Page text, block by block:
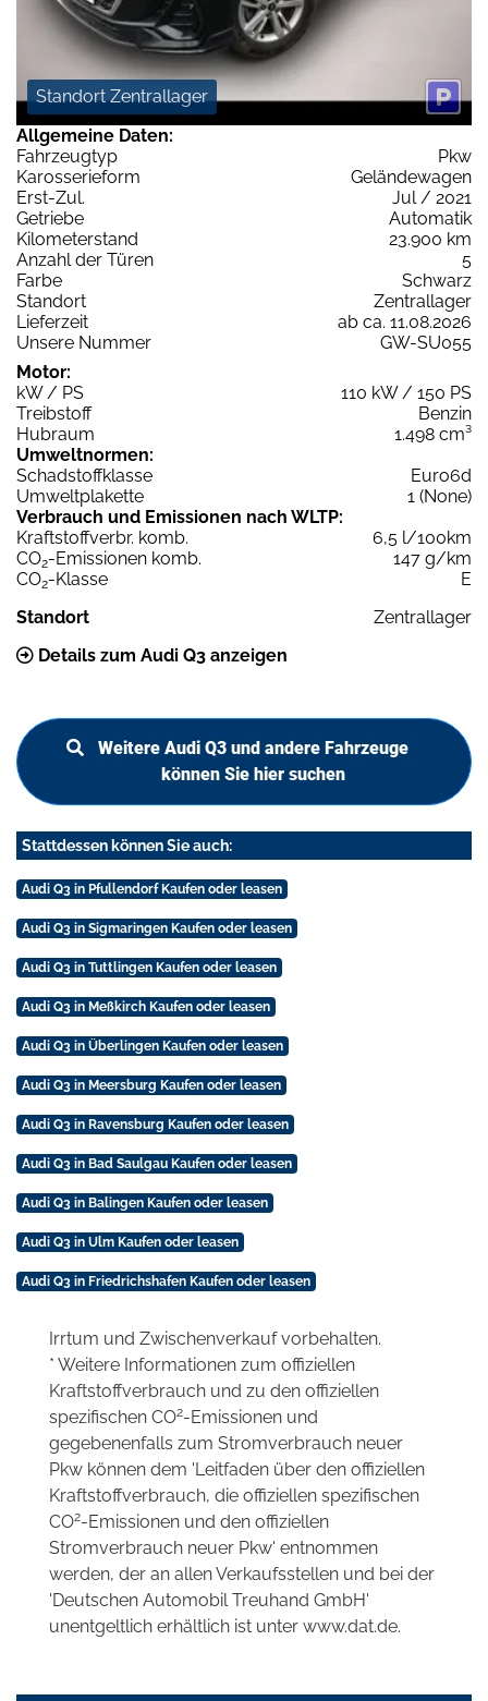
Standort Zentrallager
Allgemeine Daten:
Fahrzeugtyp
Pkw
Karosserieform
Geländewagen
Erst-Zul.
Jul / 2021
Getriebe
Automatik
Kilometerstand
23.900 km
Anzahl der Türen
5
Farbe
Schwarz
Standort
Zentrallager
Lieferzeit
ab ca. 11.08.2026
Unsere Nummer
GW-SU055
Motor:
kW / PS
110 kW / 150 PS
Treibstoff
Benzin
Hubraum
1.498 cm³
Umweltnormen:
Schadstoffklasse
Euro6d
Umweltplakette
1 (None)
Verbrauch und Emissionen nach WLTP:
Kraftstoffverbr. komb.
6,5 l/100km
CO2-Emissionen komb.
147 g/km
CO2-Klasse
E
Standort
Zentrallager
Details zum Audi Q3 anzeigen
Weitere Audi Q3 und andere Fahrzeuge
können Sie hier suchen
Stattdessen können Sie auch:
Audi Q3 in Pfullendorf Kaufen oder leasen
Audi Q3 in Sigmaringen Kaufen oder leasen
Audi Q3 in Tuttlingen Kaufen oder leasen
Audi Q3 in Meßkirch Kaufen oder leasen
Audi Q3 in Überlingen Kaufen oder leasen
Audi Q3 in Meersburg Kaufen oder leasen
Audi Q3 in Ravensburg Kaufen oder leasen
Audi Q3 in Bad Saulgau Kaufen oder leasen
Audi Q3 in Balingen Kaufen oder leasen
Audi Q3 in Ulm Kaufen oder leasen
Audi Q3 in Friedrichshafen Kaufen oder leasen
Irrtum und Zwischenverkauf vorbehalten.
* Weitere Informationen zum offiziellen
Kraftstoffverbrauch und zu den offiziellen
spezifischen CO2-Emissionen und
gegebenenfalls zum Stromverbrauch neuer
Pkw können dem 'Leitfaden über den offiziellen
Kraftstoffverbrauch, die offiziellen spezifischen
CO2-Emissionen und den offiziellen
Stromverbrauch neuer Pkw' entnommen
werden, der an allen Verkaufsstellen und bei der
'Deutschen Automobil Treuhand GmbH'
unentgeltlich erhältlich ist unter www.dat.de.